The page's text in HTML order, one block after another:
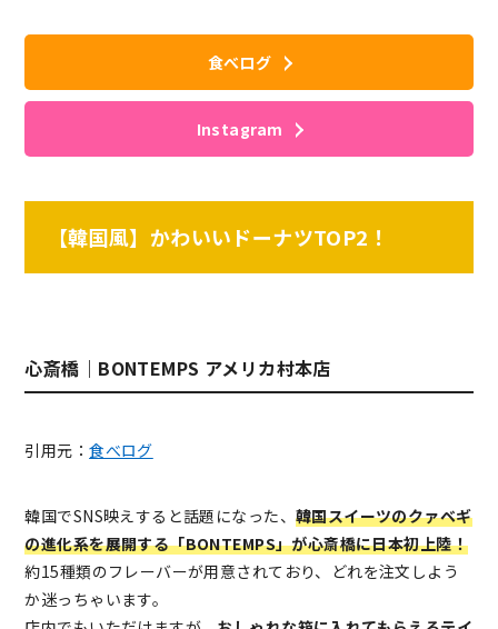
食べログ
Instagram
【韓国風】かわいいドーナツTOP2！
心斎橋｜BONTEMPS アメリカ村本店
引用元：食べログ
韓国でSNS映えすると話題になった、 韓国スイーツのクァベギ
の進化系を展開する「BONTEMPS」が心斎橋に日本初上陸！
約15種類のフレーバーが用意されており、どれを注文しよう
か迷っちゃいます。